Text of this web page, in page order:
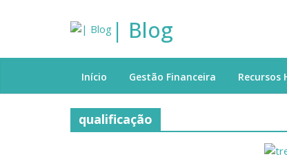
| Blog
Início Gestão Financeira Recursos
qualificação